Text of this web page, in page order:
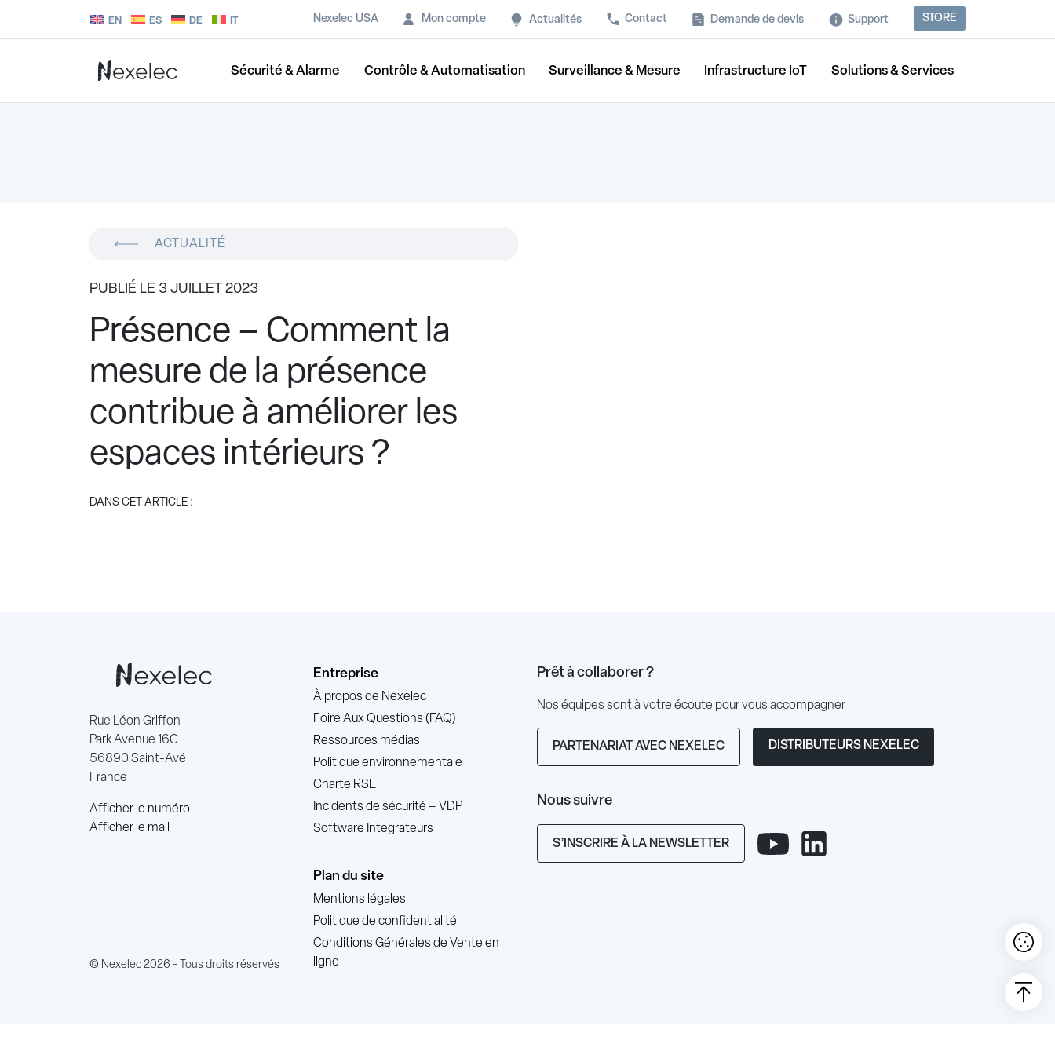
EN ES DE IT Nexelec USA Mon compte Actualités Contact Demande de devis Support STORE
Sécurité & Alarme Contrôle & Automatisation Surveillance & Mesure Infrastructure IoT Solutions & Services
ACTUALITÉ
PUBLIÉ LE 3 JUILLET 2023
Présence – Comment la
mesure de la présence
contribue à améliorer les
espaces intérieurs ?
DANS CET ARTICLE :
Rue Léon Griffon
Park Avenue 16C
56890 Saint-Avé
France
Afficher le numéro
Afficher le mail
© Nexelec 2026 - Tous droits réservés
Entreprise
À propos de Nexelec
Foire Aux Questions (FAQ)
Ressources médias
Politique environnementale
Charte RSE
Incidents de sécurité – VDP
Software Integrateurs
Plan du site
Mentions légales
Politique de confidentialité
Conditions Générales de Vente en
ligne
Prêt à collaborer ?
Nos équipes sont à votre écoute pour vous accompagner
PARTENARIAT AVEC NEXELEC DISTRIBUTEURS NEXELEC
Nous suivre
S’INSCRIRE À LA NEWSLETTER